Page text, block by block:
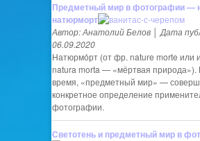
Предметный мир в фотографии —
натюрморт
Автор: Анатолий Белов │ Дата
06.09.2020
Натюрмо́рт (от фр. nature morte или
natura morta — «мёртвая природа»).
время, «предметный мир» —
конкретное определение
фотографии.
Светотень и предметный мир в